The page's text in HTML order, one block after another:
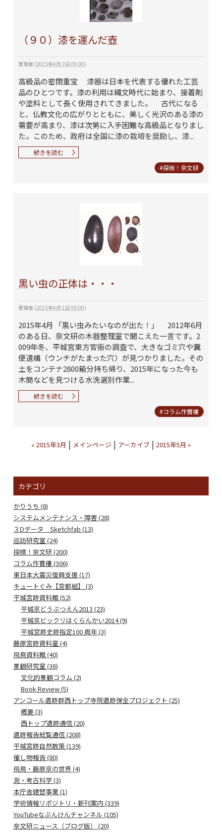
（９０）漆を運んだ壺
管理者(2015年4月 2日 09:00)
高級品の密閉重宝 漆器は日本を代表する優れた工芸
品のひとつです。漆の利用は縄文時代に始まり、接着剤
や塗料として長く使用されてきました。 古代になる
と、仏教文化の広がりとともに、美しく光沢のある漆の
需要が高まり、漆は次第に入手困難な高級品となりまし
た。このため、政府は全国に漆の栽培を奨励し、漆...
続きを読む
#探検！奈文研
黒い虫の正体は・・・
管理者(2015年4月 1日 09:00)
2015年4月 「黒い虫みたいなのが出た！」 2012年6月
のある日、奈文研の木器整理室で聞こえた一言です。2
009年冬、平城宮東方官衙の調査で、大きなゴミ穴や糞
便遺構（ウンチがたまった穴）が見つかりました。その
土をコンテナ2800箱分持ち帰り、2015年になった今も
木簡などを見つける水洗選別作業...
続きを読む
#コラム作寶樓
« 2015年3月 | メインページ | アーカイブ| 2015年5月 »
カテゴリ
かりうち (8)
システムメンテナンス・障害 (28)
３Dデータ Sketchfab (13)
巡訪研究室 (24)
探検！奈文研 (200)
コラム作寶樓 (306)
東日本大震災復興支援 (17)
キュートぐみ【宮都組】 (3)
平城宮跡資料館 (52)
平城京どうぶつえん2013 (23)
平城京ビックリはくらんかい2014 (9)
平城宮跡史跡指定100 周年 (3)
藤原宮跡資料室 (4)
飛鳥資料館 (40)
景観研究室 (36)
文化的景観コラム (2)
Book Review (5)
アンコール遺跡群西トップ寺院遺跡保全プロジェクト (25)
概要 (3)
西トップ遺跡通信 (20)
遺跡報告総覧通信 (208)
平城宮跡自然散策 (139)
催し物報告 (80)
飛鳥・藤原京の世界 (4)
測・考古科学 (3)
本庁舎建替事業 (1)
学術情報リポジトリ・新刊案内 (339)
YouTubeなぶんけんチャンネル (105)
奈文研ニュース（ブログ版） (20)